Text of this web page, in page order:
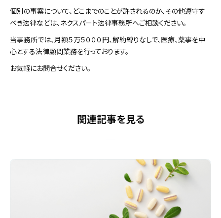
個別の事案について、どこまでのことが許されるのか、その他遵守す
べき法律などは、ネクスパート法律事務所へご相談ください。
当事務所では、月額５万５０００円、解約縛りなしで、医療、薬事を中
心とする法律顧問業務を行っております。
お気軽にお問合せください。
関連記事を見る